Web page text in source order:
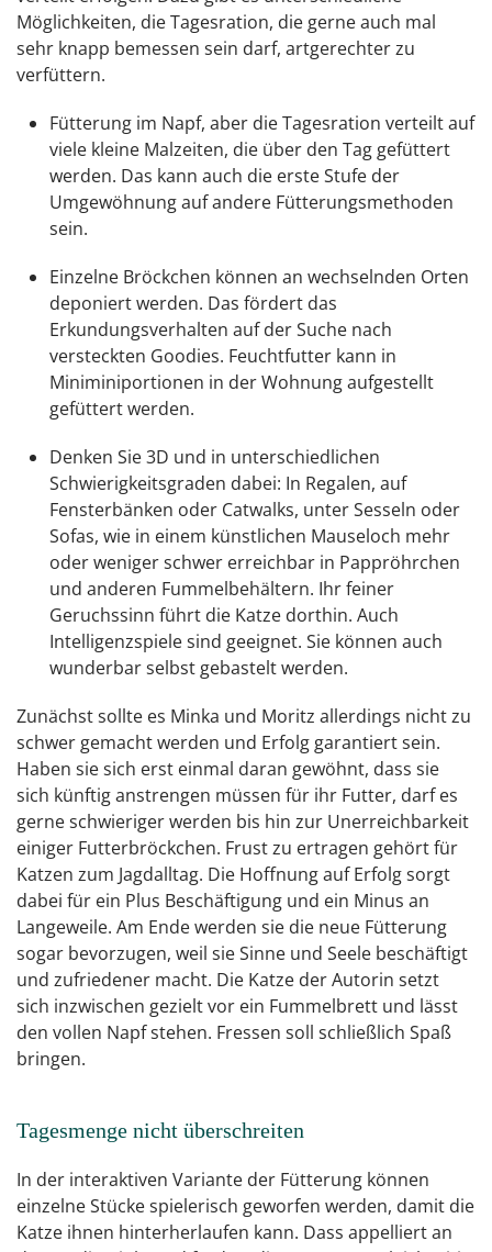
Möglichkeiten, die Tagesration, die gerne auch mal
sehr knapp bemessen sein darf, artgerechter zu
verfüttern.
Fütterung im Napf, aber die Tagesration verteilt auf
viele kleine Malzeiten, die über den Tag gefüttert
werden. Das kann auch die erste Stufe der
Umgewöhnung auf andere Fütterungsmethoden
sein.
Einzelne Bröckchen können an wechselnden Orten
deponiert werden. Das fördert das
Erkundungsverhalten auf der Suche nach
versteckten Goodies. Feuchtfutter kann in
Miniminiportionen in der Wohnung aufgestellt
gefüttert werden.
Denken Sie 3D und in unterschiedlichen
Schwierigkeitsgraden dabei: In Regalen, auf
Fensterbänken oder Catwalks, unter Sesseln oder
Sofas, wie in einem künstlichen Mauseloch mehr
oder weniger schwer erreichbar in Pappröhrchen
und anderen Fummelbehältern. Ihr feiner
Geruchssinn führt die Katze dorthin. Auch
Intelligenzspiele sind geeignet. Sie können auch
wunderbar selbst gebastelt werden.
Zunächst sollte es Minka und Moritz allerdings nicht zu
schwer gemacht werden und Erfolg garantiert sein.
Haben sie sich erst einmal daran gewöhnt, dass sie
sich künftig anstrengen müssen für ihr Futter, darf es
gerne schwieriger werden bis hin zur Unerreichbarkeit
einiger Futterbröckchen. Frust zu ertragen gehört für
Katzen zum Jagdalltag. Die Hoffnung auf Erfolg sorgt
dabei für ein Plus Beschäftigung und ein Minus an
Langeweile. Am Ende werden sie die neue Fütterung
sogar bevorzugen, weil sie Sinne und Seele beschäftigt
und zufriedener macht. Die Katze der Autorin setzt
sich inzwischen gezielt vor ein Fummelbrett und lässt
den vollen Napf stehen. Fressen soll schließlich Spaß
bringen.
Tagesmenge nicht überschreiten
In der interaktiven Variante der Fütterung können
einzelne Stücke spielerisch geworfen werden, damit die
Katze ihnen hinterherlaufen kann. Dass appelliert an